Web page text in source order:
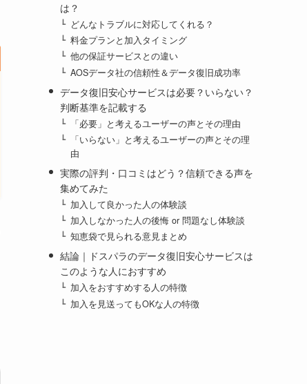
は？
どんなトラブルに対応してくれる？
料金プランと加入タイミング
他の保証サービスとの違い
AOSデータ社の信頼性＆データ復旧成功率
データ復旧安心サービスは必要？いらない？
判断基準を記載する
「必要」と考えるユーザーの声とその理由
「いらない」と考えるユーザーの声とその理
由
実際の評判・口コミはどう？信頼できる声を
集めてみた
加入して良かった人の体験談
加入しなかった人の後悔 or 問題なし体験談
知恵袋で見られる意見まとめ
結論｜ドスパラのデータ復旧安心サービスは
このような人におすすめ
加入をおすすめする人の特徴
加入を見送ってもOKな人の特徴